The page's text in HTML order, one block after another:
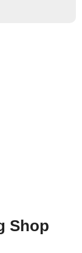
Shop